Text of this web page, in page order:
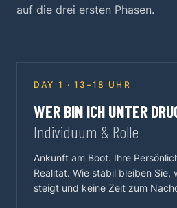
auf die drei ersten Phasen.
DAY 1 · 13–18 UHR
WER BIN ICH UNTER
Individuum & Rolle
Ankunft am Boot. Ihre
Realität. Wie stabil bleiben Sie,
steigt und keine Zeit zum